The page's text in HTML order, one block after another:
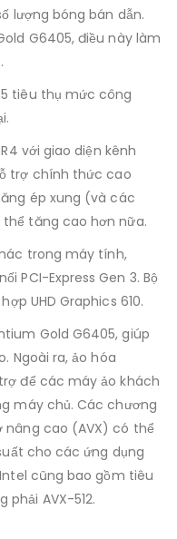
lượng bóng bán dẫn.
G6405, điều này làm
tiêu thụ mức công
với giao diện kênh
trợ chính thức cao
ép xung (và các
tăng cao hơn nữa.
trong máy tính,
PCI-Express Gen 3. Bộ
UHD Graphics 610.
Gold G6405, giúp
Ngoài ra, ảo hóa
để các máy ảo khách
máy chủ. Các chương
nâng cao (AVX) có thể
cho các ứng dụng
cũng bao gồm tiêu
phải AVX-512.